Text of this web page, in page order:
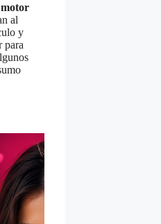
al
y
para